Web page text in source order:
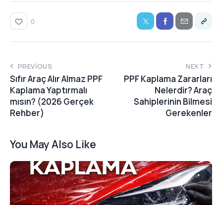
0
PREVIOUS
Sıfır Araç Alır Almaz PPF
Kaplama Yaptırmalı
mısın? (2026 Gerçek
Rehber)
NEXT
PPF Kaplama Zararları
Nelerdir? Araç
Sahiplerinin Bilmesi
Gerekenler
You May Also Like